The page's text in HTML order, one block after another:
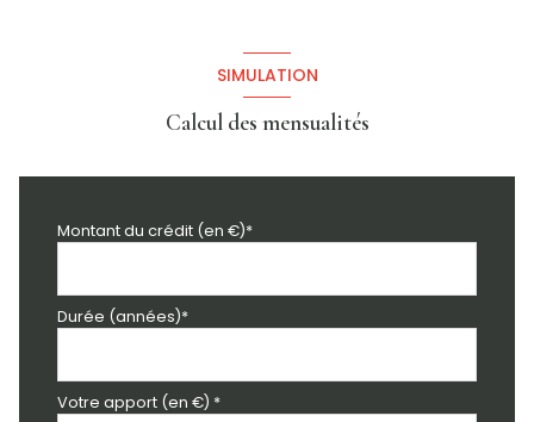
SIMULATION
Calcul des mensualités
Montant du crédit (en €)*
Durée (années)*
Votre apport (en €) *